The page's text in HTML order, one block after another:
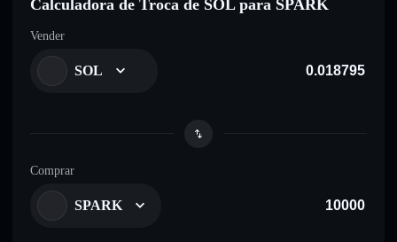
Calculadora de Troca de SOL para SPARK
Vender
SOL
Comprar
SPARK